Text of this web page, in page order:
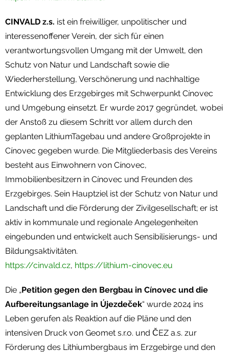
CINVALD z.s. ist ein freiwilliger, unpolitischer und
interessenoffener Verein, der sich für einen
verantwortungsvollen Umgang mit der Umwelt, den
Schutz von Natur und Landschaft sowie die
Wiederherstellung, Verschönerung und nachhaltige
Entwicklung des Erzgebirges mit Schwerpunkt Cínovec
und Umgebung einsetzt. Er wurde 2017 gegründet, wobei
der Anstoß zu diesem Schritt vor allem durch den
geplanten LithiumTagebau und andere Großprojekte in
Cínovec gegeben wurde. Die Mitgliederbasis des Vereins
besteht aus Einwohnern von Cínovec,
Immobilienbesitzern in Cínovec und Freunden des
Erzgebirges. Sein Hauptziel ist der Schutz von Natur und
Landschaft und die Förderung der Zivilgesellschaft; er ist
aktiv in kommunale und regionale Angelegenheiten
eingebunden und entwickelt auch Sensibilisierungs- und
Bildungsaktivitäten.
https://cinvald.cz, https://lithium-cinovec.eu
Die „Petition gegen den Bergbau in Cínovec und die
Aufbereitungsanlage in Újezdeček“ wurde 2024 ins
Leben gerufen als Reaktion auf die Pläne und den
intensiven Druck von Geomet s.r.o. und ČEZ a.s. zur
Förderung des Lithiumbergbaus im Erzgebirge und den